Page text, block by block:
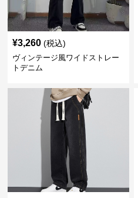
¥3,260 (税込)
ヴィンテージ風ワイドストレー
トデニム